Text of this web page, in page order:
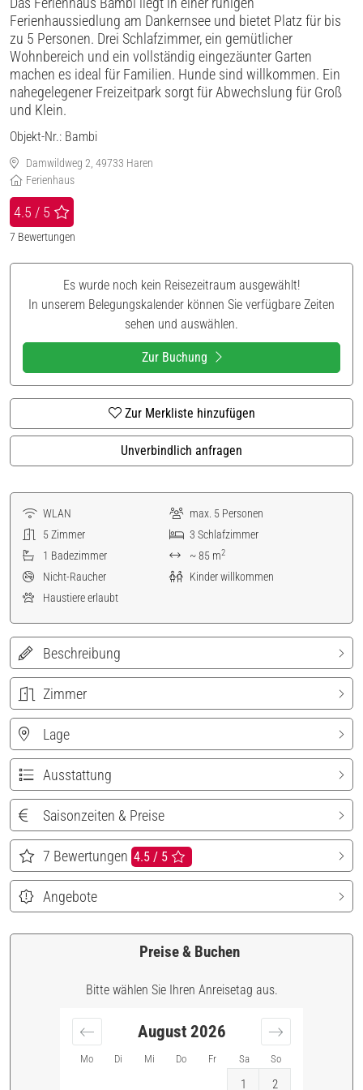
Das Ferienhaus Bambi liegt in einer ruhigen
Ferienhaussiedlung am Dankernsee und bietet Platz für bis
zu 5 Personen. Drei Schlafzimmer, ein gemütlicher
Wohnbereich und ein vollständig eingezäunter Garten
machen es ideal für Familien. Hunde sind willkommen. Ein
nahegelegener Freizeitpark sorgt für Abwechslung für Groß
und Klein.
Objekt-Nr.: Bambi
Damwildweg 2, 49733 Haren
Ferienhaus
4.5 / 5
7 Bewertungen
Es wurde noch kein Reisezeitraum ausgewählt!
In unserem Belegungskalender können Sie verfügbare Zeiten
sehen und auswählen.
Zur Buchung
Zur Merkliste hinzufügen
Unverbindlich anfragen
WLAN max. 5 Personen
5 Zimmer 3Schlafzimmer
1 Badezimmer ~ 85 m2
Nicht-Raucher
Kinder willkommen
Haustiere erlaubt
Beschreibung
Zimmer
Lage
Ausstattung
Saisonzeiten & Preise
7 Bewertungen 4.5 / 5
Angebote
Preise & Buchen
Bitte wählen Sie Ihren Anreisetag aus.
Mo Di Mi Do Fr Sa So
August 2026
1 2